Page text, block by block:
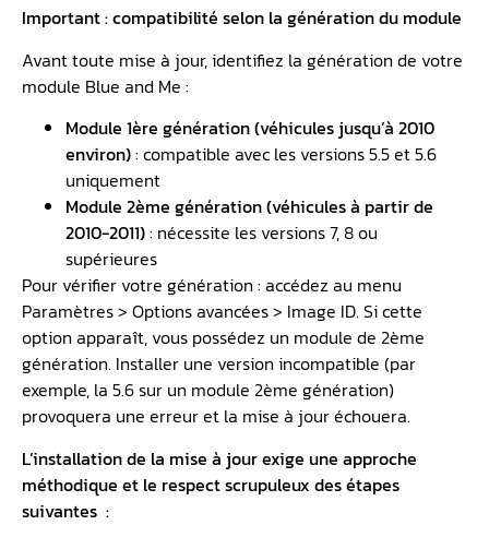
Important : compatibilité selon la génération du module
Avant toute mise à jour, identifiez la génération de votre
module Blue and Me :
Module 1ère génération (véhicules jusqu’à 2010
environ): compatible avec les versions 5.5 et 5.6
uniquement
Module 2ème génération (véhicules à partir de
2010-2011): nécessite les versions 7, 8 ou
supérieures
Pour vérifier votre génération : accédez au menu
Paramètres > Options avancées > Image ID. Si cette
option apparaît, vous possédez un module de 2ème
génération. Installer une version incompatible (par
exemple, la 5.6 sur un module 2ème génération)
provoquera une erreur et la mise à jour échouera.
L’installation de la mise à jour exige une approche
méthodique et le respect scrupuleux des étapes
suivantes :